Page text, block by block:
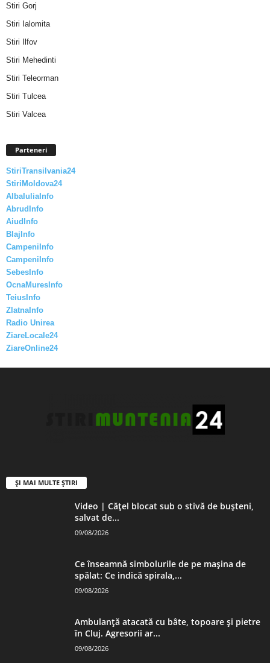
Stiri Gorj
Stiri Ialomita
Stiri Ilfov
Stiri Mehedinti
Stiri Teleorman
Stiri Tulcea
Stiri Valcea
Parteneri
StiriTransilvania24
StiriMoldova24
AlbaIuliaInfo
AbrudInfo
AiudInfo
BlajInfo
CampeniInfo
CampeniInfo
SebesInfo
OcnaMuresInfo
TeiusInfo
ZlatnaInfo
Radio Unirea
ZiareLocale24
ZiareOnline24
ȘI MAI MULTE ȘTIRI
Video | Cățel blocat sub o stivă de bușteni,
salvat de...
09/08/2026
Ce înseamnă simbolurile de pe mașina de
spălat: Ce indică spirala,...
09/08/2026
Ambulanță atacată cu bâte, topoare și pietre
în Cluj. Agresorii ar...
09/08/2026